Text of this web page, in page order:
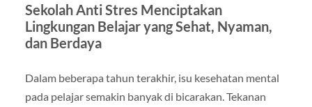
Sekolah Anti Stres Menciptakan
Lingkungan Belajar yang Sehat, Nyaman,
dan Berdaya
Dalam beberapa tahun terakhir, isu kesehatan mental
pada pelajar semakin banyak di bicarakan. Tekanan